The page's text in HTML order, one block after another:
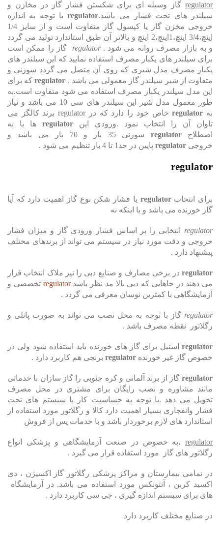
regulator گاز وسیله ای برای شکستن فشار گاز در مخازن و
سیلندر های تحت فشار می باشد.regulatorبا توجه به اندازه
خروجی مخزن گاز یا کپسول گاز متفاوت است و از سایز 1/4
اینچ،3/4 اینچ،1اینچ،2 اینچ و بالاتر آن ظبق استاندارد تولید می گردد
و به بازار مصرف روانه می شود .regulator
گاز را ممکن است
برای سیلندر های یکبار مصرف استفاده نمایید که این سیلندر های
یکبار مصرف مدل شیری که روی آن متصل می گردد سوزنی و
متفاوت از شیر سیلندر گاز معمولی می باشد . regulatorکه برای
این مدل سیلندر یکبار مصرف استفاده می شود متفاوت است.به
طور معمول مدل شیر این سیلندر های سی 10 می باشد و نیاز
به regulator
خاص خود را دارد که در regulator برند کالگز می
تاوان آن را انتخاب نمود .ورودی این regulator ها یا به
اصطلاحregulator
سوزنی 35 بار و 70 بار می باشد و
خروجی regulator پایین در حد1 تا 4 بار تنظیم می شود .
regulator
برای انتخابregulator یا فشار شکن نوع گاز اهمیت دارد که آیا
گاز خورنده می باشد و یا اینکه نه
regulator انتخابی را بر اساس فشار ورودی گاز و میزان فشار
خروجی و دقت مورد نیاز در سیستم می تواند از برندهای مختلف
پیشنهاد دارد .
regulator در برخی مصارف و صنایع دبی را نیز ملاک انتخاب قرار
می دهند در جاهایی که دبی بالا مد نظر باشدregulator تخصصی و
آزمایشگاهی با کمترین نوسان معرفی می گردد .
regulator گاز با توجه به محل نصب می تواند به صورت پانلی و
رگلاتور نقطه مصرف باشد .
regulator استیل برای گاز های خورنده باید استفاده شود ولی در
خصوص گاز غیر خورنده regulator برنجی هم کاربرد دارد .
regulator گاز از برند آلمانی و کره جنوبی را گاز سازان با خدماتی
مانند مشاوره و نصب رایگان برای مشتری در محل مصرف
تحویل می دهد .با توجه به حساسیت کار با سیستم های تحت
فشار وانفجاری بسیار اهمیت دارد کالا و رگلاتور مورد استفاده از
استاندارد های لازم برخوردار باشد و با خدمات پس از فروش
regulator ،به خصوص در صنعت آزمایشگاهی و پزشکی انواع
رگلاتور های گاز مورد استفاده قرار می گیرد .
در تمامی بیمارستان و مراکز پزشکی رگلاتور گاز اکسیژن ، دی
اکسید کربن ، آنتونکس مورد استفاده می باشد. در آزمایشگاه
های برای سیستم اندازه گیری ، جی سی کاربرد دارد .
در صنایع مختلف کاربرد دارد